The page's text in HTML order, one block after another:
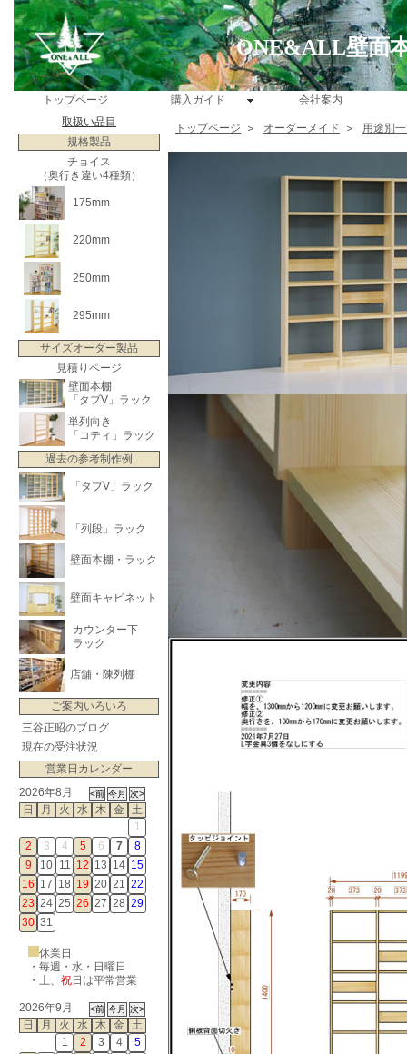
ONE&ALL壁面
トップページ 購入ガイド
会社案内
取扱い品目
規格製品
チョイス
（奥行き違い4種類）
175mm
220mm
250mm
295mm
サイズオーダー製品
見積りページ
壁面本棚
「タブV」ラック
単列向き
「コティ」ラック
過去の参考制作例
「タブV」ラック
「列段」ラック
壁面本棚・ラック
壁面キャビネット
カウンター下
ラック
店舗・陳列棚
ご案内いろいろ
三谷正昭のブログ
現在の受注状況
営業日カレンダー
2026年8月
日
月 火 水 木 金
土
1
2
3 4 5 6 7
8
9
10 11 12 13 14 15
16 17 18 19 20 21 22
23 24 25 26 27 28 29
30 31
休業日
・毎週・水・日曜日
・ 土、 祝日は平常営業
2026年9月
日
月 火 水 木 金
土
1
2 3 4
5
トップページ ＞ オーダーメイド ＞ 用途別